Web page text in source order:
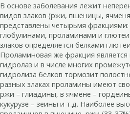
В основе заболевания лежит
видов злаков (ржи, пшеницы,
представлены четырьмя
глобулинами, проламинами и
злаков определяется белками
Проламиновая же фракция
гидролаз и в числе многих
гидролиза белков тормозит
разных злаках проламины имеют
ржи – глиадины, в ячмене –
кукурузе – зеины и т.д. Наиболее